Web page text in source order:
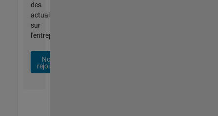
des
actualités
sur
l'entreprise.
Nous
rejoindre